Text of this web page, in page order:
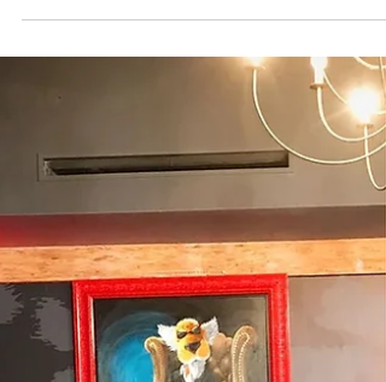
實驗室、迎向實戰新紀元
作者：Matthew Corrigan 日期：2026 年 4
20 日 虛擬製作（Virtual Production - VP）正
逐漸成熟，進入一個不再依賴實驗，而是強
可重複性（Repeatability）、可擴展性
（Scalability）與實際可用性（Real-world
Usability）的新階段。 產業觀察家指出，虛
擬製作技術的部署方式出現了明顯的轉變。
Pixotope 首席體驗長（Chief Experience
Officer）Simon Davis 表示：「製作團隊在
考工作流程（Workflow）方面有了顯著的成
熟。早期的討論主要集中在『什麼是可能